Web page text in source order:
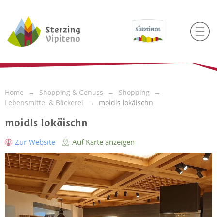
Home Shopping & Genuss
Shopping
Lebensmittel & Bäckerei
moidls lokäischn
moidls lokäischn
Zur Website Auf Karte anzeigen